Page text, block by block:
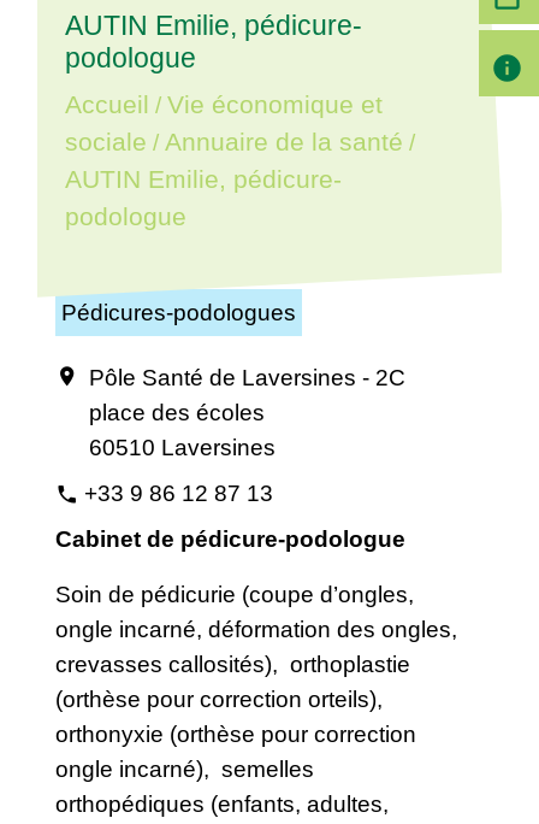
AUTIN Emilie, pédicure-
podologue
Accueil / Vie économique et
sociale / Annuaire de la santé /
AUTIN Emilie, pédicure-
podologue
Pédicures-podologues
location_on
Pôle Santé de Laversines - 2C
place des écoles
60510 Laversines
phone +33 9 86 12 87 13
Cabinet de pédicure-podologue
Soin de pédicurie (coupe d’ongles,
ongle incarné, déformation des ongles,
crevasses callosités), orthoplastie
(orthèse pour correction orteils),
orthonyxie (orthèse pour correction
ongle incarné), semelles
orthopédiques (enfants, adultes,
info